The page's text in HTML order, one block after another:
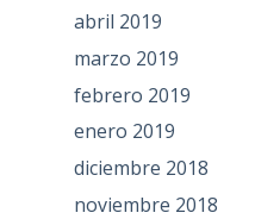
abril 2019
marzo 2019
febrero 2019
enero 2019
diciembre 2018
noviembre 2018